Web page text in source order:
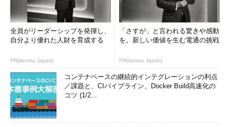
2．等級定義を作る
「等級体系のベース」「等級体系の柱」「等級の箱の数」の3
点が決まれば、等級体系の骨格が固まったことになります。あと
記述すれば、等級定義は完成です。
具体的には、まず等級別の「求める目安」を記述します。「1
等級：上司や先輩の指導を受けながら、担当の仕事を行うことが
できる」「2等級：独力で、自分の担当の仕事を最後まで行うこ
全員がリーダーシップを発揮し、
自分より優れた人財を育成する
PR(dentsu Japan)
「さすが」と言われる驚きや感動
を。新しい価値を生む電通の挑戦
PR(dentsu Japan)
コンテナベースの継続的インテグレーションの利点
／課題と、CIパイプライン、Docker Build高速化の
コツ (1/2...